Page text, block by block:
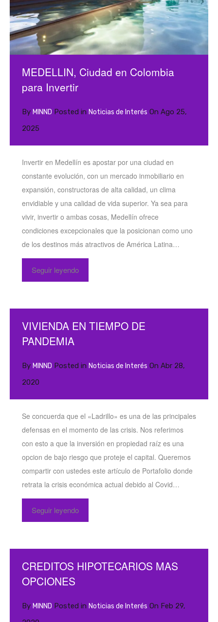
MEDELLIN, Ciudad en Colombia
para Invertir
By MINND Posted in Noticias de Interés On Ago 25,
2025
Invertir en Medellín es apostar por una ciudad en
constante evolución, con un mercado inmobiliario en
expansión, constructoras de alta calidad, un clima
envidiable y una calidad de vida superior. Ya sea para
vivir, invertir o ambas cosas, Medellín ofrece
condiciones excepcionales que la posicionan como uno
de los destinos más atractivos de América Latina…
Seguir leyendo
VIVIENDA EN TIEMPO DE
PANDEMIA
By MINND Posted in Noticias de Interés On Abr 28,
2020
Se concuerda que el «Ladrillo» es una de las principales
defensas en el momento de las crisis. Nos referimos
con esto a que la inversión en propiedad raíz es una
opcion de bajo riesgo que proteje el capital. Queremos
compartir con ustedes este artículo de Portafolio donde
retrata la crisis económica actual debido al Covid…
Seguir leyendo
CREDITOS HIPOTECARIOS MAS
OPCIONES
By MINND Posted in Noticias de Interés On Feb 29,